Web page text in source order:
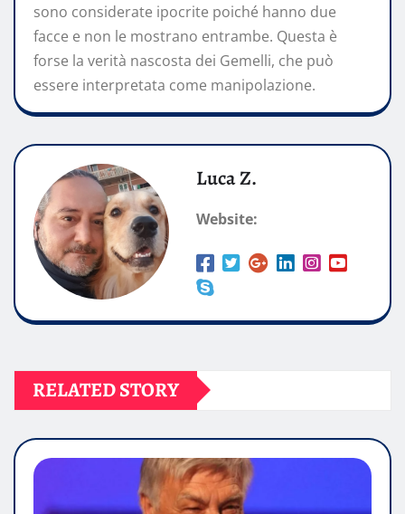
sono considerate ipocrite poiché hanno due
facce e non le mostrano entrambe. Questa è
forse la verità nascosta dei Gemelli, che può
essere interpretata come manipolazione.
Luca Z.
Website:
RELATED STORY